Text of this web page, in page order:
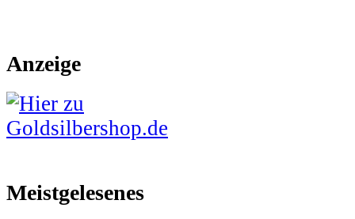
Anzeige
Meistgelesenes